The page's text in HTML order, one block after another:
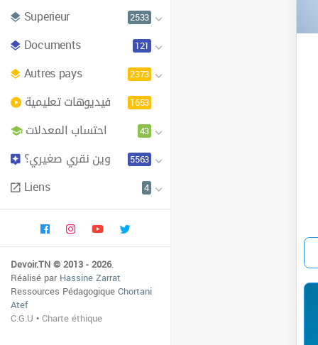
Superieur 2533
Documents 121
Autres pays 2373
فيديوهات تعليمية 1653
احتساب المعدلات 43
وين نقري صغيري؟ 5563
Liens 4
Devoir.TN © 2013 - 2026.
Réalisé parHassine Zarrat
Ressources PédagogiqueChortani
Atef
C.G.U •Charte éthique